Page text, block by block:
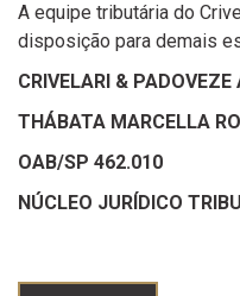
A equipe tributária do
disposição para demais
CRIVELARI &
THÁBATA MARCELLA
OAB/SP 462.010
NÚCLEO JURÍDICO